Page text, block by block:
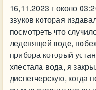
16,11.2023 г около
звуков которая
посмотреть что
леденящей воде,
прибора который
хлестала вода, я
диспетчерскую, когда